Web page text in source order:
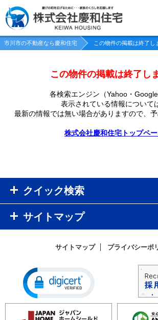
市川市の不動産なら慶和住宅 この物件の掲載は終了し
この物件の掲載は終了し
各検索エンジン（Yahoo・
表示されている情報について
最新の情報では無い場合がありますので、
株式会社慶和住宅トップペ
クイック検索
サイトマップ
サイトマップ プライバシーポ